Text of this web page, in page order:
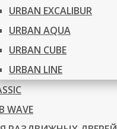
URBAN EXCALIBUR
URBAN AQUA
URBAN CUBE
URBAN LINE
WAVE